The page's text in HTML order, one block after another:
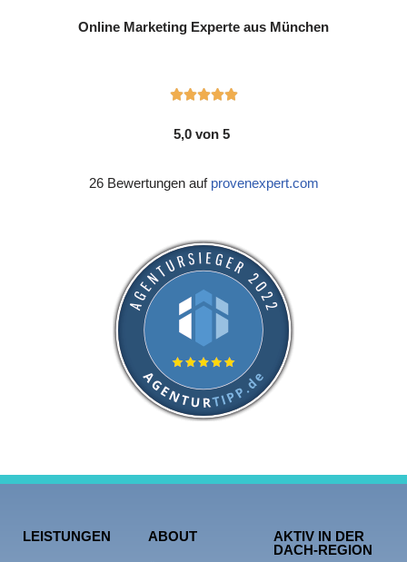
Online Marketing Experte aus München

5,0 von 5
26 Bewertungen auf provenexpert.com
LEISTUNGEN ABOUT
AKTIV IN DER
DACH-REGION